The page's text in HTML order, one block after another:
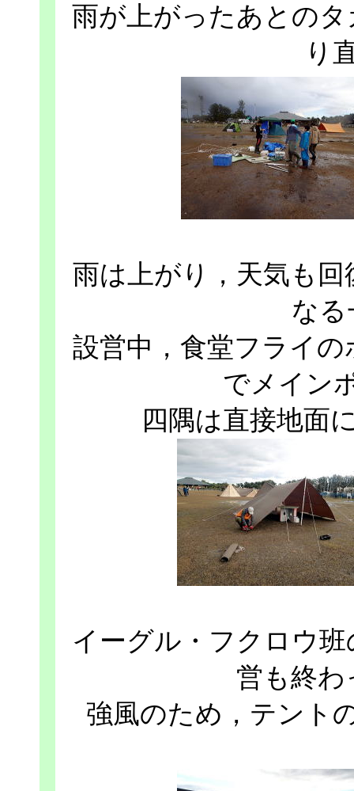
雨が上がったあとの
り
雨は上がり，天気も
なる
設営中，食堂フライ
でメイン
四隅は直接地面
イーグル・フクロウ
営も終
強風のため，テント